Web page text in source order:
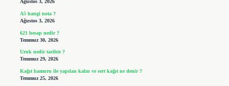
Ağustos 3, 2026
A5 hangi nota ?
Ağustos 3, 2026
621 hesap nedir ?
Temmuz 30, 2026
Uruk nedir tarihte ?
Temmuz 29, 2026
Kağıt hamuru ile yapılan kalın ve sert kağıt ne denir ?
Temmuz 25, 2026